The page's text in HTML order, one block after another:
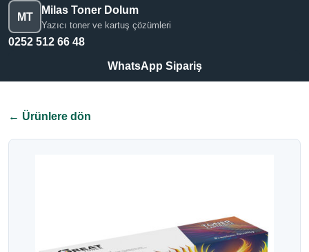
MT
Milas Toner Dolum
Yazıcı toner ve kartuş çözümleri
0252 512 66 48
WhatsApp Sipariş
← Ürünlere dön